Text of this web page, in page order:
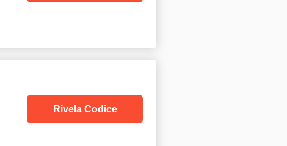
Rivela Codice